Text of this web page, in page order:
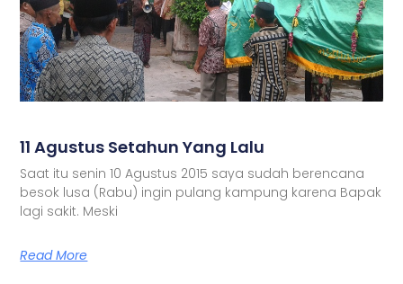
11 Agustus Setahun Yang Lalu
Saat itu senin 10 Agustus 2015 saya sudah berencana
besok lusa (Rabu) ingin pulang kampung karena Bapak
lagi sakit. Meski
Read More